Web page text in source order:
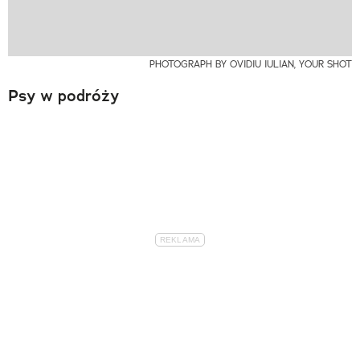
PHOTOGRAPH BY OVIDIU IULIAN, YOUR SHOT
Psy w podróży